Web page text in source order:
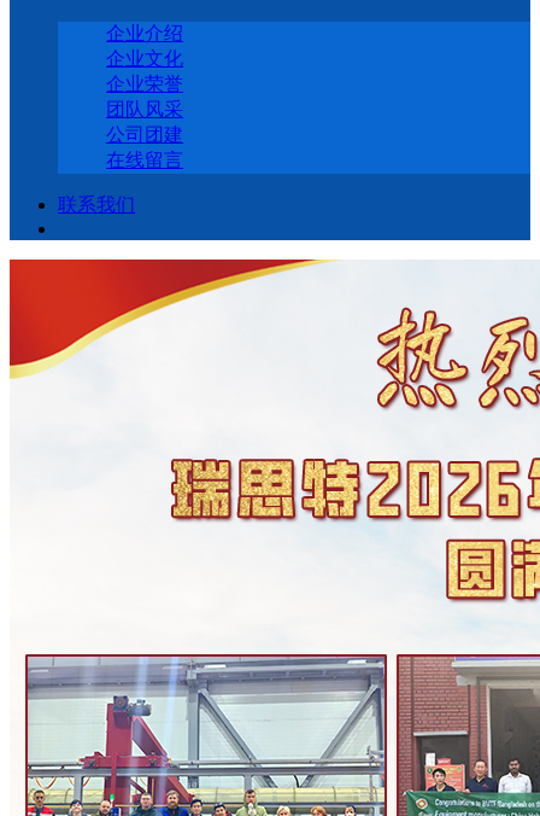
企业介绍
企业文化
企业荣誉
团队风采
公司团建
在线留言
联系我们